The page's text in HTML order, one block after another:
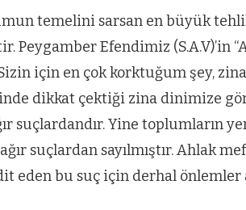
temelini sarsan en büyük
Peygamber Efendimiz (S.A.V)’in
için en çok korktuğum şey,
dikkat çektiği zina dinimize
suçlardandır. Yine toplumların
suçlardan sayılmıştır. Ahlak
bu suç için derhal önlemler